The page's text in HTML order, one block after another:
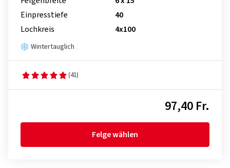
Einpresstiefe
40
Lochkreis
4x100
Wintertauglich
(41)
97,40 Fr.
Felge wählen